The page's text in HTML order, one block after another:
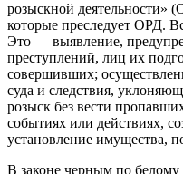
розыскной деятельности»
которые преследует ОРД.
Это — выявление,
преступлений, лиц их
совершивших;
суда и следствия,
розыск без вести
событиях или действиях,
установление имущества,
В законе черным по белому